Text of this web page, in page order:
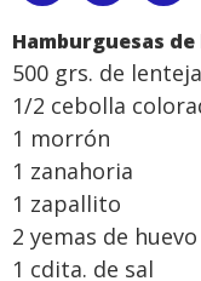
Hamburguesas
500 grs. de
1/2 cebolla
1 morrón
1 zanahoria
1 zapallito
2 yemas de huevo
1 cdita. de sal